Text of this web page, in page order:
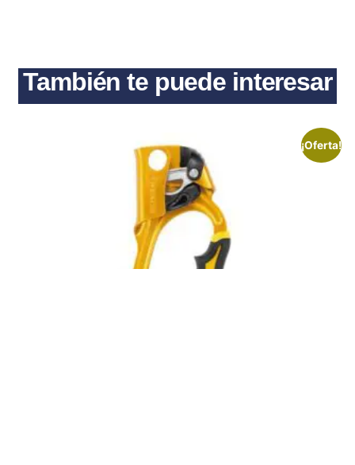
También te puede interesar
¡Oferta!